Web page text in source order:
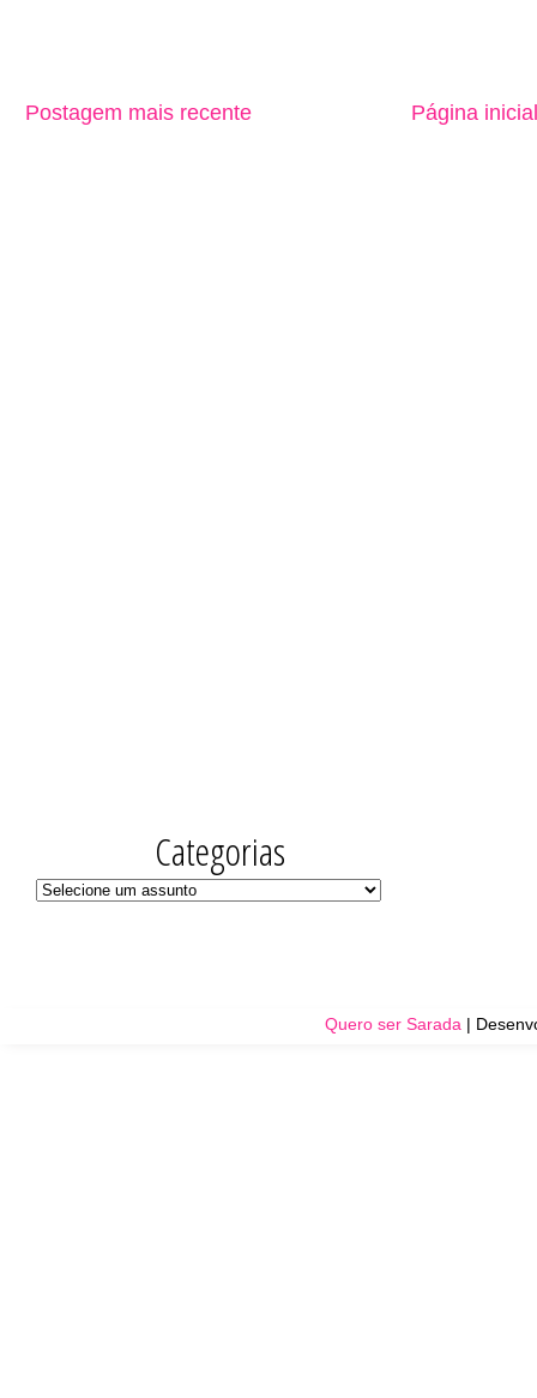
Postagem mais recente Página inicial
Categorias
Quero ser Sarada |